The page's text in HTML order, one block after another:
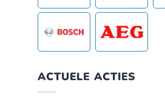
ACTUELE ACTIES